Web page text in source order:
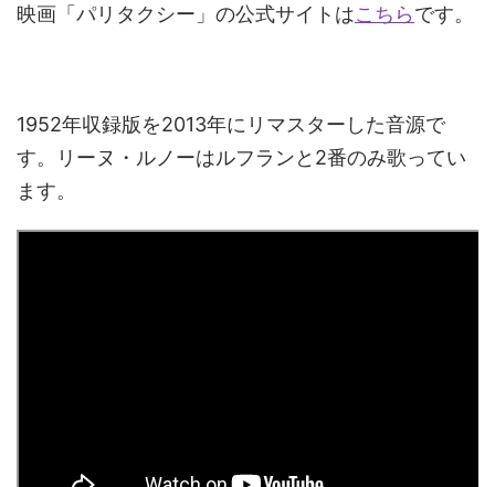
映画「パリタクシー」の公式サイトはこちらです。
1952年収録版を2013年にリマスターした音源で
す。リーヌ・ルノーはルフランと2番のみ歌ってい
ます。